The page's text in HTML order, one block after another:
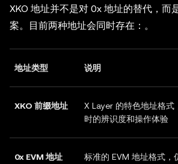
XKO 地址并不是对 0x 地址的替代，而
案。目前两种地址会同时存在：。
地址类型 说明
XKO 前缀地址
X Layer 的特色地址格式
时的辨识度和操作体验
0x EVM 地址
标准的 EVM 地址格式，